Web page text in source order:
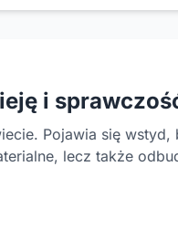
i
Pojawia się
lecz także